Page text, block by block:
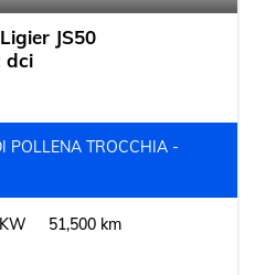
JS50
dci
POLLENA TROCCHIA -
51,500 km